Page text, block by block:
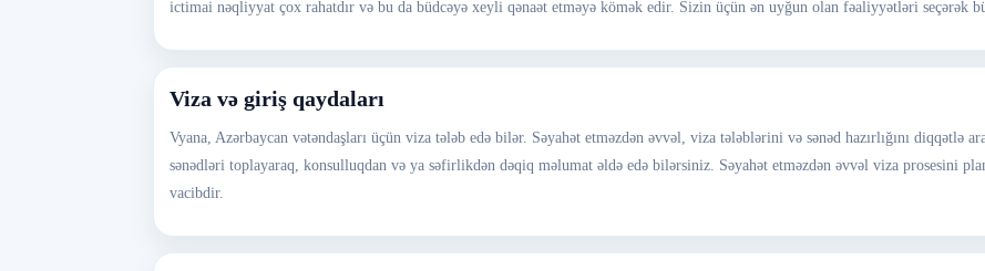
ictimai nəqliyyat çox rahatdır və bu da büdcəyə xeyli qənaət etməyə kömək edir. Sizin üçün ən uyğun olan fəaliyyətləri seçərək
Viza və giriş qaydaları
Vyana, Azərbaycan vətəndaşları üçün viza tələb edə bilər. Səyahət etməzdən əvvəl, viza tələblərini və sənəd hazırlığını diqqətlə
sənədləri toplayaraq, konsulluqdan və ya səfirlikdən dəqiq məlumat əldə edə bilərsiniz. Səyahət etməzdən əvvəl viza prosesini
vacibdir.